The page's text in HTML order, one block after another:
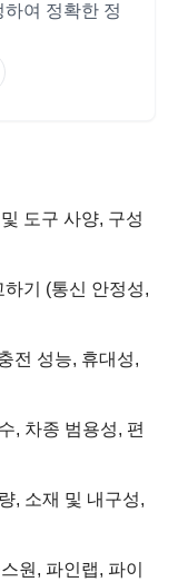
여 정확한 정
도구 사양, 구성
기 (통신 안정성,
전 성능, 휴대성,
, 차종 범용성, 편
, 소재 및 내구성,
원, 파인랩, 파이